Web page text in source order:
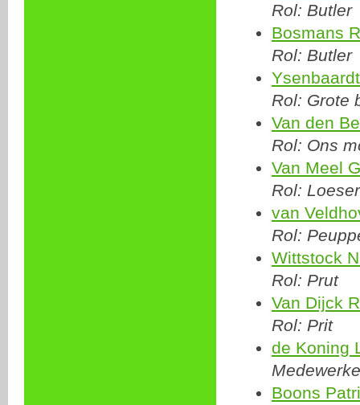
Rol: Butler
Bosmans
Rol: Butler
Rol: Grote
Van den
Rol: Ons
Van Meel
Rol: Loeser
van
Rol:
Wittstock
Rol: Prut
Van Dijck
Rol: Prit
de Koning
Boons